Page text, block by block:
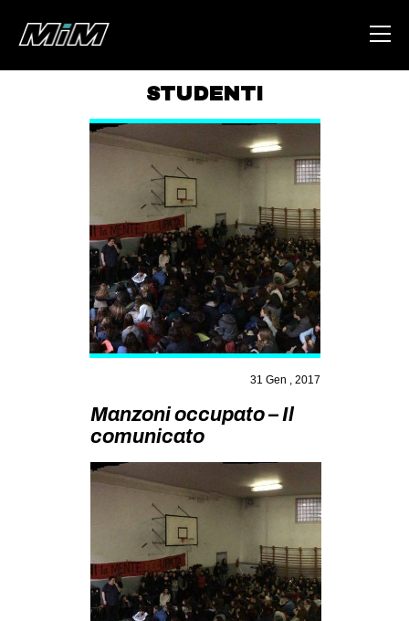
ABOUT
AREA
DEGENERAZIONE
GAZA FREESTYLE
CSOA LAMBRETTA
MSM
STUDENTI TSUNAMI
MILANO
SPORT POPOLARE
MOVIMENTI
AMBIENTE
ANTIFASCISMO
STUDENTI
31 Gen , 2017
Manzoni occupato – Il
comunicato